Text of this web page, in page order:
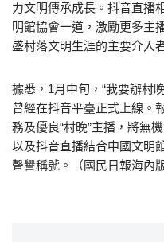
力文明傳承成長。抖音直播
明館協會一道，激勵更多主
盛村落文明生涯的主要介入
據悉，1月中旬，“我要辦村
曾經在抖音平臺正式上線。
務及優良“村晚”主播，將無
以及抖音直播結合中國文明
聲譽稱號。（國民日報海內版